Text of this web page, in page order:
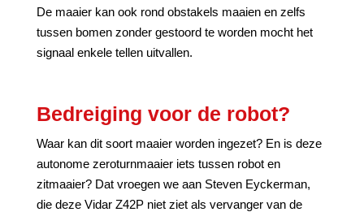
De maaier kan ook rond obstakels maaien en zelfs
tussen bomen zonder gestoord te worden mocht het
signaal enkele tellen uitvallen.
Bedreiging voor de robot?
Waar kan dit soort maaier worden ingezet? En is deze
autonome zeroturnmaaier iets tussen robot en
zitmaaier? Dat vroegen we aan Steven Eyckerman,
die deze Vidar Z42P niet ziet als vervanger van de